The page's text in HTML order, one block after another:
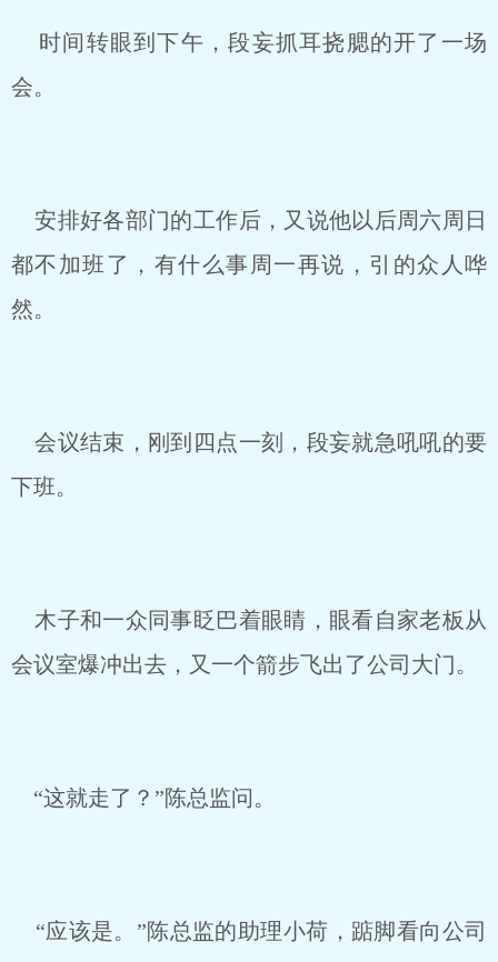
时间转眼到下午，段妄抓耳挠腮的开了一场
会。
安排好各部门的工作后，又说他以后周六周日
都不加班了，有什么事周一再说，引的众人哗
然。
会议结束，刚到四点一刻，段妄就急吼吼的要
下班。
木子和一众同事眨巴着眼睛，眼看自家老板从
会议室爆冲出去，又一个箭步飞出了公司大门。
“这就走了？”陈总监问。
“应该是。”陈总监的助理小荷，踮脚看向公司